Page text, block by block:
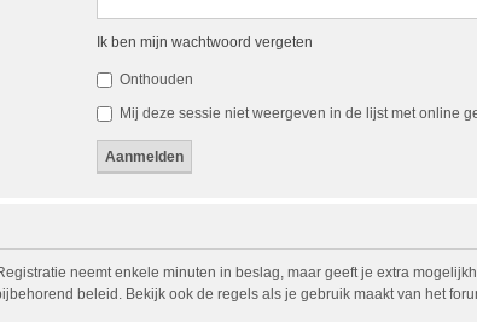
Ik ben mijn wachtwoord vergeten
Onthouden
Mij deze sessie niet weergeven in de lijst met online
neemt enkele minuten in beslag, maar geeft je extra
beleid. Bekijk ook de regels als je gebruik maakt van het